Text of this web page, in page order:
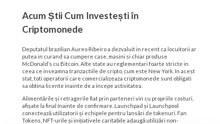
Acum Știi Cum Investești în
Criptomonede
Deputatul brazilian Aureo Ribeiro a dezvaluit in recent ca locuitorii ar
putea in curand sa cumpere case, masini si chiar produse
McDonald’s cu Bitcoin. Alte state au reglementari foarte stricte in
ceea ce inseamna tranzactiile de cripto, cum este New York. In acest
stat, toti operatorii care comercializeaza criptomonede sunt obligati
sa obtina licente inainte de a incepe activitatea.
Alimentările și retragerile fiat prin parteneri vin cu propriile costuri,
afișate la final înainte de confirmare. Launchpad și Launchpool
conectează utilizatorii și echipele pentru lansări de tokenuri. Fan
Tokens, NFT-urile și inițiativele caritabile adaugă utilizări non-